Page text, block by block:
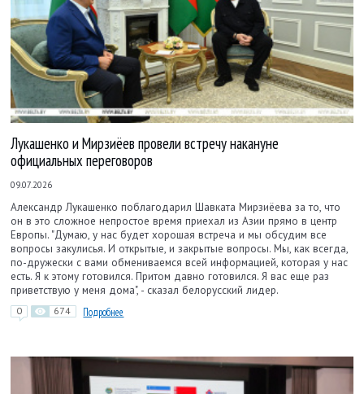
Лукашенко и Мирзиёев провели встречу накануне
официальных переговоров
09.07.2026
Александр Лукашенко поблагодарил Шавката Мирзиёева за то, что
он в это сложное непростое время приехал из Азии прямо в центр
Европы. "Думаю, у нас будет хорошая встреча и мы обсудим все
вопросы закулисья. И открытые, и закрытые вопросы. Мы, как всегда,
по-дружески с вами обмениваемся всей информацией, которая у нас
есть. Я к этому готовился. Притом давно готовился. Я вас еще раз
приветствую у меня дома", - сказал белорусский лидер.
0 674 Подробнее